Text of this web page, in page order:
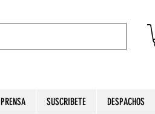
PRENSA SUSCRIBETE DESPACHOS